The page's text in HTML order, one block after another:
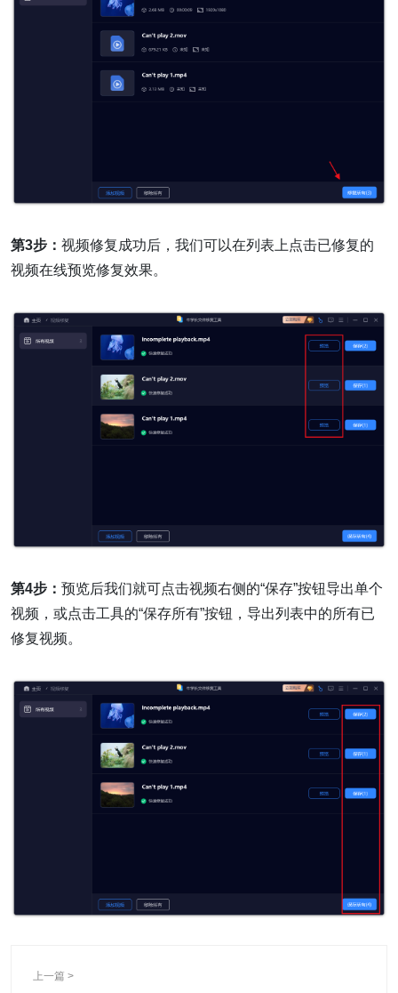
第3步： 视频修复成功后，我们可以在列表上点击已修复的
视频在线预览修复效果。
第4步： 预览后我们就可点击视频右侧的“保存”按钮导出单个
视频，或点击工具的“保存所有”按钮，导出列表中的所有已
修复视频。
上一篇 >